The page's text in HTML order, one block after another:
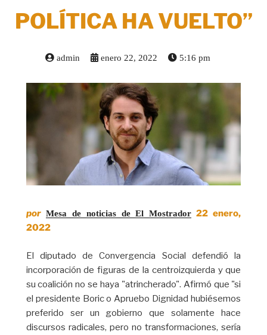
POLÍTICA HA VUELTO”
admin enero 22, 2022 5:16 pm
por Mesa de noticias de El Mostrador 22 enero,
2022
El diputado de Convergencia Social defendió la
incorporación de figuras de la centroizquierda y que
su coalición no se haya "atrincherado". Afirmó que "si
el presidente Boric o Apruebo Dignidad hubiésemos
preferido ser un gobierno que solamente hace
discursos radicales, pero no transformaciones, sería